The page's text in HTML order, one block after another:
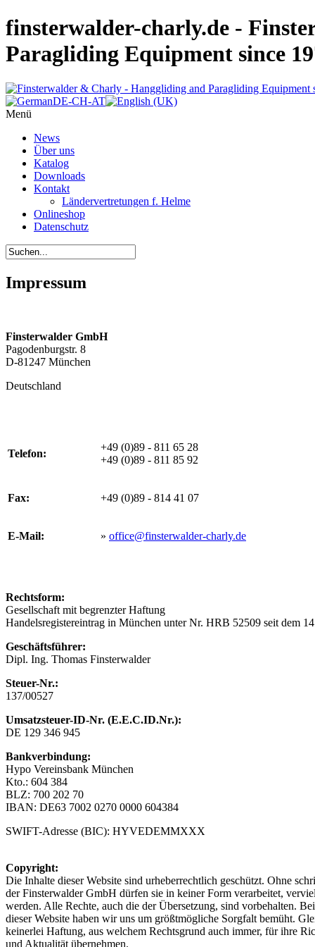
finsterwalder-charly.de -
Paragliding Equipment since
Menü
News
Über uns
Katalog
Downloads
Kontakt
Ländervertretungen f. Helme
Onlineshop
Datenschutz
Impressum
Finsterwalder GmbH
Pagodenburgstr. 8
D-81247 München
Deutschland
Telefon:
+49 (0)89 - 811 65 28
+49 (0)89 - 811 85 92
Fax: +49 (0)89 - 814 41 07
E-Mail: » office@finsterwalder-charly.de
Rechtsform:
Gesellschaft mit begrenzter Haftung
Handelsregistereintrag in München unter Nr. HRB 52509 seit dem
Geschäftsführer:
Dipl. Ing. Thomas Finsterwalder
Steuer-Nr.:
137/00527
Umsatzsteuer-ID-Nr. (E.E.C.ID.Nr.):
DE 129 346 945
Bankverbindung:
Hypo Vereinsbank München
Kto.: 604 384
BLZ: 700 202 70
IBAN: DE63 7002 0270 0000 604384
SWIFT-Adresse (BIC): HYVEDEMMXXX
Copyright:
Die Inhalte dieser Website sind urheberrechtlich geschützt. Ohne
der Finsterwalder GmbH dürfen sie in keiner Form verarbeitet,
werden. Alle Rechte, auch die der Übersetzung, sind vorbehalten.
dieser Website haben wir uns um größtmögliche Sorgfalt bemüht.
keinerlei Haftung, aus welchem Rechtsgrund auch immer, für ihre
und Aktualität übernehmen.